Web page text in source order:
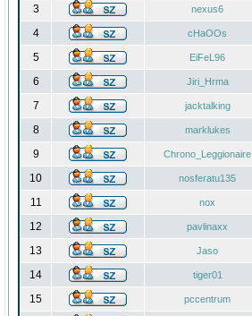
3 nexus6
4 cHaOOs
5 EiFeL96
6
Jiri_Hrma
7 jacktalking
8 marklukes
9 Chrono_Leggionaire
10 nosferatu135
11 nox
12 pavlinaxx
13 Jaso
14 tiger01
15 pccentrum